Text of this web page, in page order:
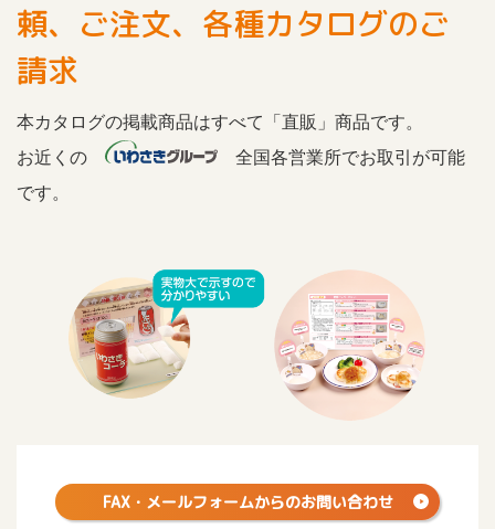
頼、ご注文、各種カタログのご
請求
本カタログの掲載商品はすべて「直販」商品です。
お近くの
全国各営業所でお取引が可能
です。
FAX・メールフォームからのお問い合わせ